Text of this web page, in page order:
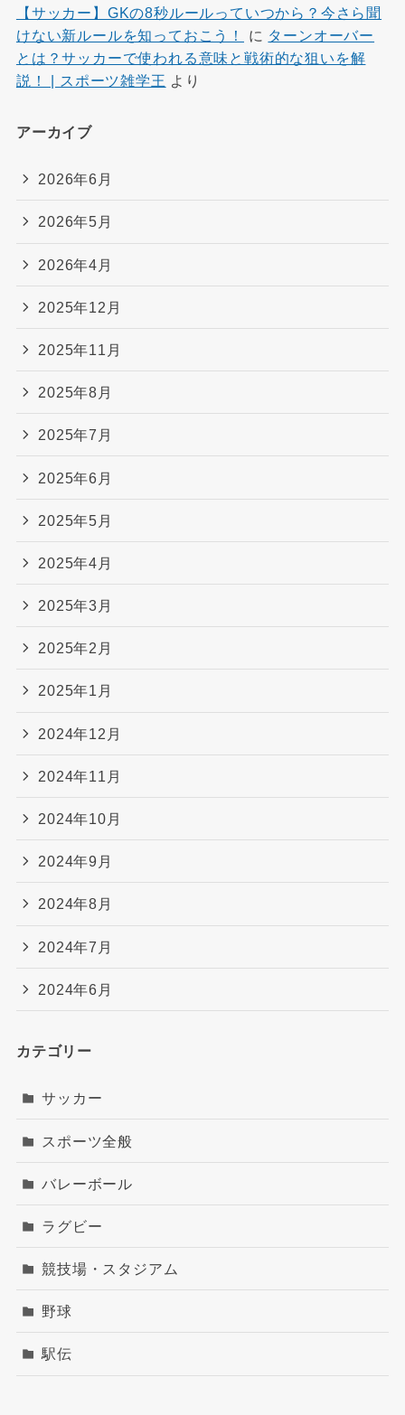
【サッカー】GKの8秒ルールっていつから？今さら聞
けない新ルールを知っておこう！
に ターンオーバー
とは？サッカーで使われる意味と戦術的な狙いを解
説！ | スポーツ雑学王 より
アーカイブ
2026年6月
2026年5月
2026年4月
2025年12月
2025年11月
2025年8月
2025年7月
2025年6月
2025年5月
2025年4月
2025年3月
2025年2月
2025年1月
2024年12月
2024年11月
2024年10月
2024年9月
2024年8月
2024年7月
2024年6月
カテゴリー
サッカー
スポーツ全般
バレーボール
ラグビー
競技場・スタジアム
野球
駅伝